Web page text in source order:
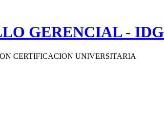
GERENCIAL - IDG
CERTIFICACION UNIVERSITARIA